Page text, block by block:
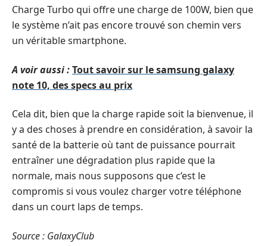
Charge Turbo qui offre une charge de 100W, bien que
le système n’ait pas encore trouvé son chemin vers
un véritable smartphone.
A voir aussi :Tout savoir sur le samsung galaxy
note 10, des specs au prix
Cela dit, bien que la charge rapide soit la bienvenue, il
y a des choses à prendre en considération, à savoir la
santé de la batterie où tant de puissance pourrait
entraîner une dégradation plus rapide que la
normale, mais nous supposons que c’est le
compromis si vous voulez charger votre téléphone
dans un court laps de temps.
Source : GalaxyClub